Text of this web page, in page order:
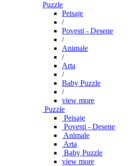
Puzzle
Peisaje
/
Povesti - Desene
/
Animale
/
Arta
/
Baby Puzzle
/
view more
Puzzle
Peisaje
Povesti - Desene
Animale
Arta
Baby Puzzle
view more